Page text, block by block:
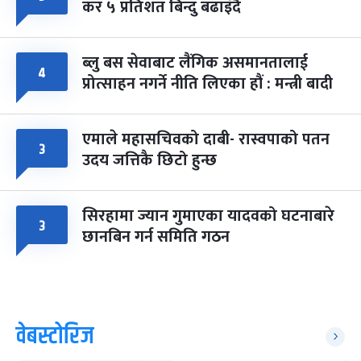
कर ५ प्रतिशत बिन्दु बढाइँदै
४ ब्लु बस सेवाबाट लैंगिक असमानतालाई
प्रोत्साहन नगर्ने नीति लिएका हौं : मन्त्री बादी
३ एमाले महासचिवको दाबी- रास्वपाको पतन
उदय जत्तिकै छिटो हुन्छ
३ सिरहामा ज्यान गुमाएका यादवको घटनाबारे
छानबिन गर्न समिति गठन
वेबस्टोरिज